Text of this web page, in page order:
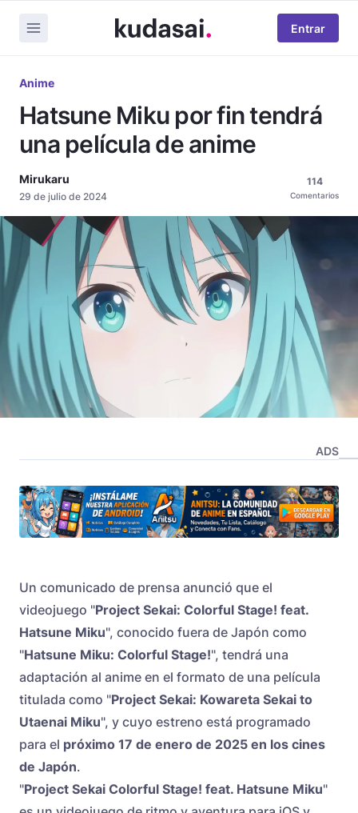
Entrar
Anime
Hatsune Miku por fin tendrá
una película de anime
Mirukaru
29 de julio de 2024
114
Comentarios
ADS
Un comunicado de prensa anunció que el
videojuego "Project Sekai: Colorful Stage! feat.
Hatsune Miku", conocido fuera de Japón como
"Hatsune Miku: Colorful Stage!", tendrá una
adaptación al anime en el formato de una película
titulada como "Project Sekai: Kowareta Sekai to
Utaenai Miku", y cuyo estreno está programado
para el próximo 17 de enero de 2025 en los cines
de Japón.
"Project Sekai Colorful Stage! feat. Hatsune Miku"